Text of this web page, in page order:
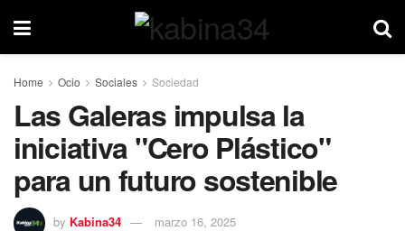
Home Ocio Sociales Sociedad
Las Galeras impulsa la
iniciativa "Cero Plástico"
para un futuro sostenible
by Kabina34 marzo 16, 2025